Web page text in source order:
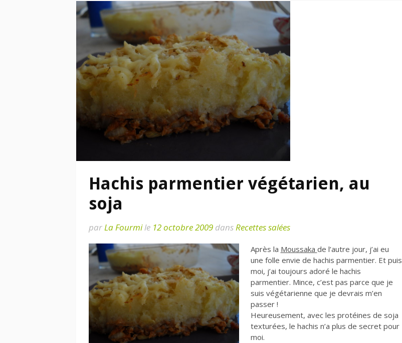
Hachis parmentier végétarien, au
soja
parLa Fourmile 12 octobre 2009 dansRecettes salées
Après la Moussaka de l’autre jour, j’ai eu
une folle envie de hachis parmentier. Et puis
moi, j’ai toujours adoré le hachis
parmentier. Mince, c’est pas parce que je
suis végétarienne que je devrais m’en
passer !
Heureusement, avec les protéines de soja
texturées, le hachis n’a plus de secret pour
moi.